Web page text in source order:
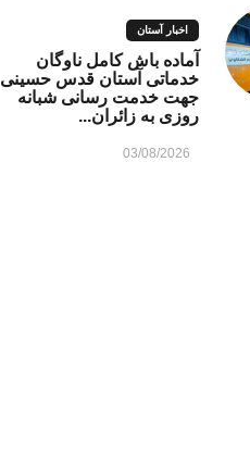
اخبار آستان
آماده باش کامل ناوگان
خدماتی آستان قدس حسینی
جهت خدمت رسانی شبانه
روزی به زائران...
03/08/2026